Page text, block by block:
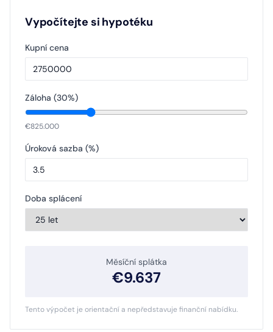
Vypočítejte si hypotéku
Kupní cena
Záloha (30%)
€825.000
Úroková sazba (%)
Doba splácení
Měsíční splátka
€9.637
Tento výpočet je orientační a nepředstavuje finanční nabídku.